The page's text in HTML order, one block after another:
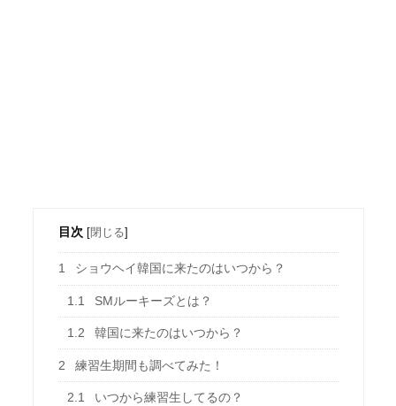
目次 [閉じる]
1 ショウヘイ韓国に来たのはいつから？
1.1 SMルーキーズとは？
1.2 韓国に来たのはいつから？
2 練習生期間も調べてみた！
2.1 いつから練習生してるの？